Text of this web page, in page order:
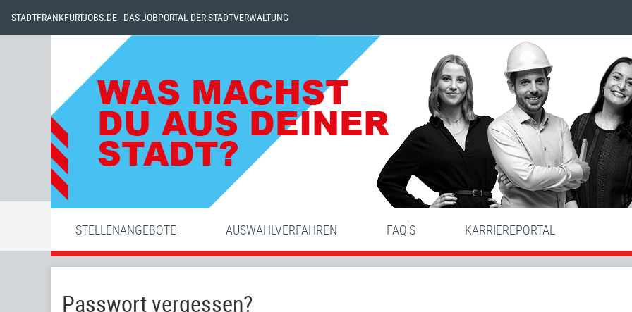
STADTFRANKFURTJOBS.DE - DAS JOBPORTAL DER STADTVERWALTUNG
STELLENANGEBOTE AUSWAHLVERFAHREN FAQ'S KARRIEREPORTAL
Passwort vergessen?